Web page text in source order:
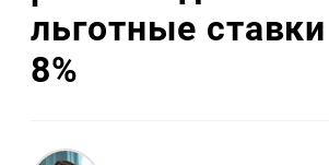
льготные
8%